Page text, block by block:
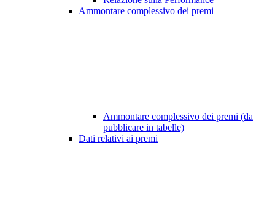
Ammontare complessivo dei premi
Ammontare complessivo dei premi (da
pubblicare in tabelle)
Dati relativi ai premi